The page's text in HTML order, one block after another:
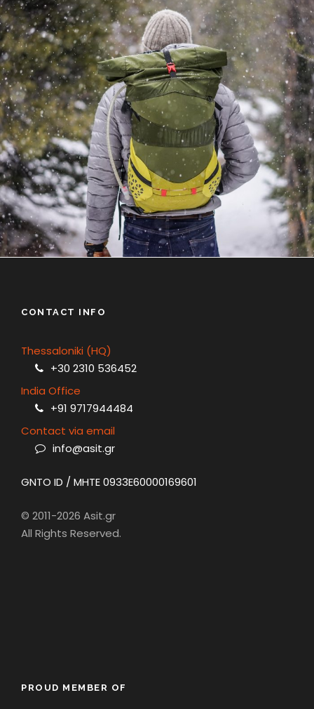
6 Ιουνίου, 2016 admin
CONTACT INFO
Thessaloniki (HQ)
+30 2310 536452
India Office
+91 9717944484
Contact via email
info@asit.gr
GNTO ID / MHTE 0933E60000169601
© 2011-2026 Asit.gr
All Rights Reserved.
PROUD MEMBER OF